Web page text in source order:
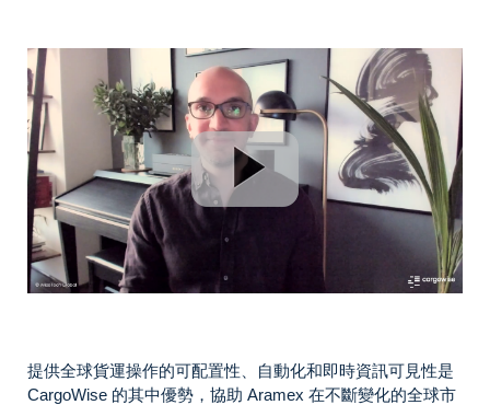
提供全球貨運操作的可配置性、自動化和即時資訊可見性是
CargoWise 的其中優勢，協助 Aramex 在不斷變化的全球市